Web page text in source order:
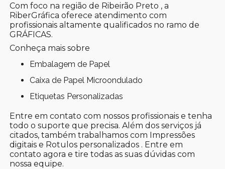
Com foco na região de Ribeirão Preto , a
RiberGráfica oferece atendimento com
profissionais altamente qualificados no ramo de
GRÁFICAS.
Conheça mais sobre
Embalagem de Papel
Caixa de Papel Microondulado
Etiquetas Personalizadas
Entre em contato com nossos profissionais e tenha
todo o suporte que precisa. Além dos serviços já
citados, também trabalhamos com Impressões
digitais e Rotulos personalizados . Entre em
contato agora e tire todas as suas dúvidas com
nossa equipe.